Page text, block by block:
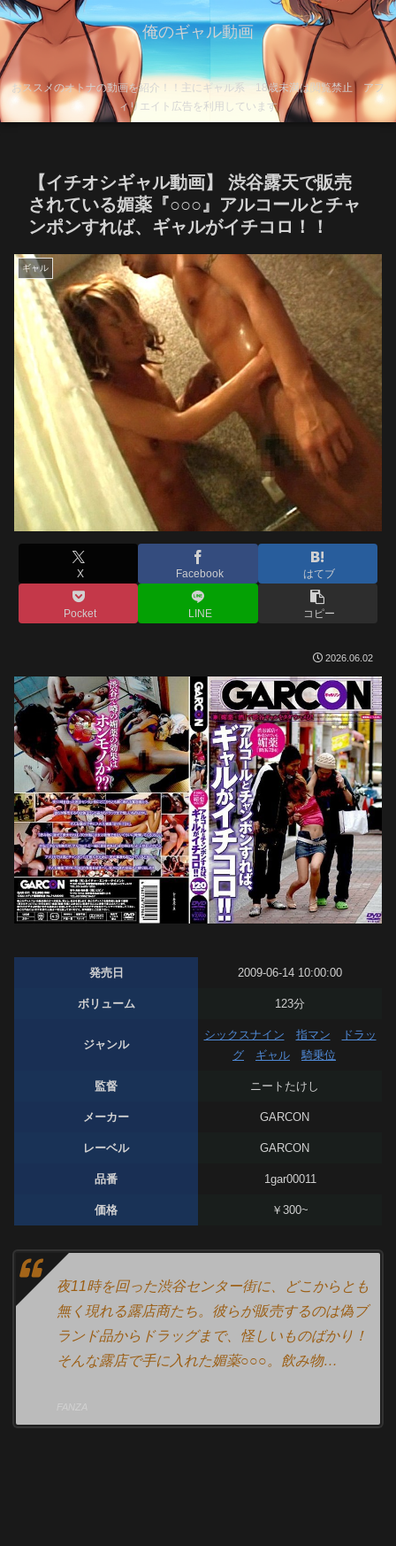
俺のギャル動画
おススメのオトナの動画を紹介！！主にギャル系 18歳未満は閲覧禁止 アフ
ィリエイト広告を利用しています
【イチオシギャル動画】 渋谷露天で販売
されている媚薬『○○○』アルコールとチャ
ンポンすれば、ギャルがイチコロ！！
ギャル
X Facebook はてブ
Pocket LINE コピー
2026.06.02
発売日 2009-06-14 10:00:00
ボリューム 123分
ジャンル
シックスナイン 指マン
ドラッ
グ
ギャル 騎乗位
監督 ニートたけし
メーカー GARCON
レーベル GARCON
品番 1gar00011
価格 ￥300~
夜11時を回った渋谷センター街に、どこからとも
無く現れる露店商たち。彼らが販売するのは偽ブ
ランド品からドラッグまで、怪しいものばかり！
そんな露店で手に入れた媚薬○○○。飲み物…
FANZA